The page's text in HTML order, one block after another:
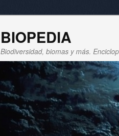
BIOPEDIA
Biodiversidad, biomas y más.